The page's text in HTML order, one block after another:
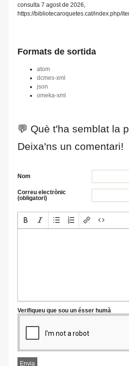
consulta 7 agost de 2026,
https://bibliotecaroquetes.cat/index.php/
Formats de sortida
atom
dcmes-xml
json
omeka-xml
💬 Què t'ha semblat la
Deixa'ns un comentari!
Nom
Correu electrònic
(obligatori)
Verifiqueu que sou un ésser humà